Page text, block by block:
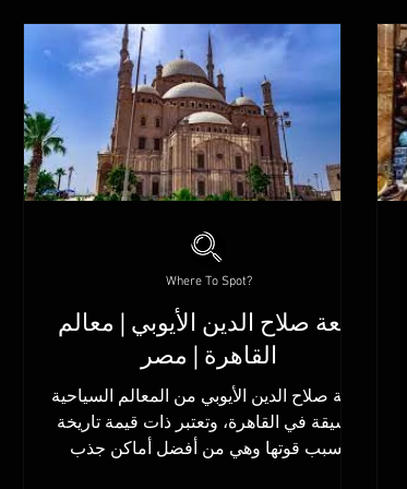
قلعة صلاح الدين الأيوبي | معالم
القاهرة | مصر
قلعة صلاح الدين الأيوبي من المعالم السياحية
الشيقة في القاهرة، وتعتبر ذات قيمة تاريخة
بسبب قوتها وهي من أفضل أماكن جذب
Where To Spot?